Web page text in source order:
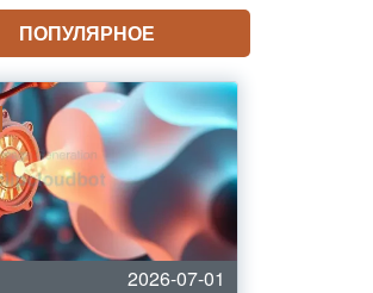
ПОПУЛЯРНОЕ
2026-07-01